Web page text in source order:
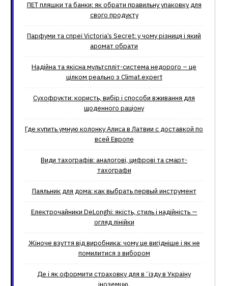
ПЕТ пляшки та банки: як обрати правильну упаковку для
свого продукту
Парфуми та спреї Victoria’s Secret: у чому різниця і який
аромат обрати
Надійна та якісна мультспліт-система недорого – це
цілком реально з Climat.еxpert
Сухофрукти: користь, вибір і способи вживання для
щоденного раціону
Где купить умную колонку Алиса в Латвии с доставкой по
всей Европе
Види тахографів: аналогові, цифрові та смарт-
тахографи
Паяльник для дома: как выбрать первый инструмент
Електрочайники DeLonghi: якість, стиль і надійність —
огляд лінійки
Жіноче взуття від виробника: чому це вигідніше і як не
помилитися з вибором
Де і як оформити страховку для вʼїзду в Україну
іноземцю.